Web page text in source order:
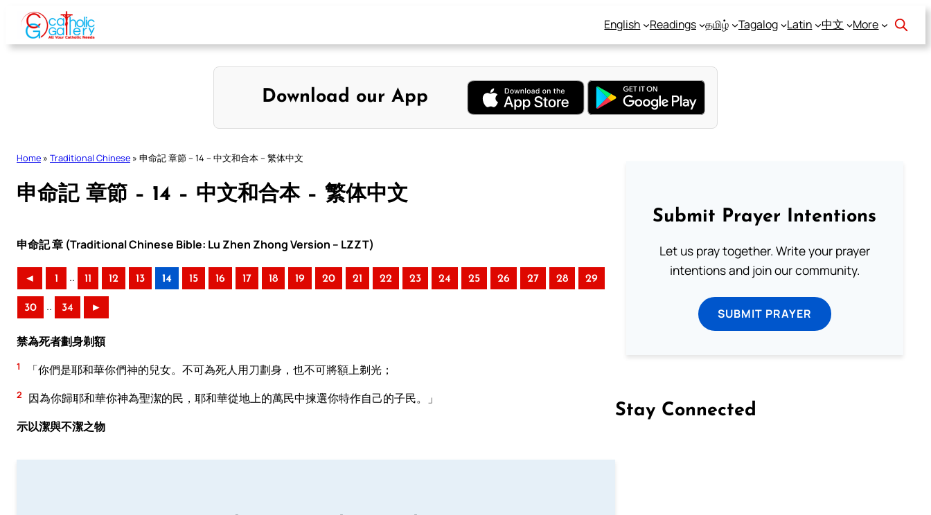
Skip
content
English Readings தமிழ் Tagalog Latin 中文 More
Download our App
Home » Traditional Chinese » 申命記 章節 – 14 – 中文和合本 – 繁体中文
申命記 章節 – 14 – 中文和合本 – 繁体中文
申命記 章 (Traditional Chinese Bible: Lu Zhen Zhong Version – LZZT)
◄ 1 .. 11 12 13 14 15 16 17 18 19 20 21 22 23 24 25 26 27 28 29
30 .. 34 ►
禁為死者劃身剃額
1 「你們是耶和華你們神的兒女。不可為死人用刀劃身，也不可將額上剃光；
2
因為你歸耶和華你神為聖潔的民，耶和華從地上的萬民中揀選你特作自己的子民。」
示以潔與不潔之物
Submit Prayer Intentions
Let us pray together. Write your prayer
intentions and join our community.
SUBMIT PRAYER
Stay Connected